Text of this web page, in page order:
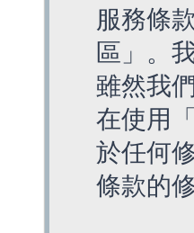
服務條
區」。
雖然我
在使用
於任何
條款的